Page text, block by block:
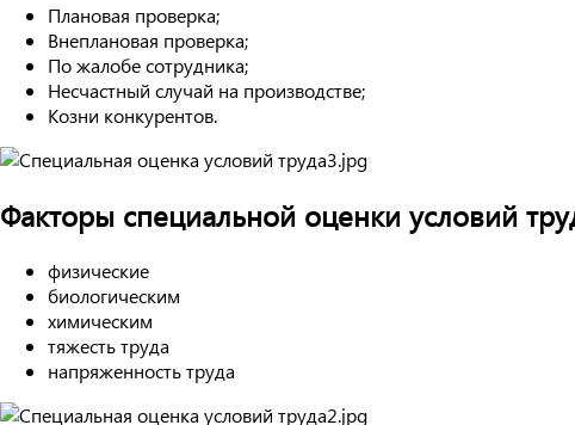
Плановая проверка;
Внеплановая проверка;
По жалобе сотрудника;
Несчастный случай на производстве;
Козни конкурентов.
Факторы специальной оценки условий
физические
биологическим
химическим
тяжесть труда
напряженность труда